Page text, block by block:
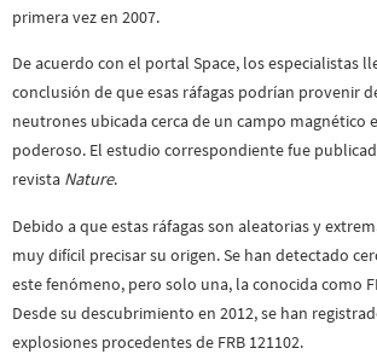
primera vez en 2007.
De acuerdo con el portal Space, los especialistas
conclusión de que esas ráfagas podrían provenir
neutrones ubicada cerca de un campo magnético
poderoso. El estudio correspondiente fue
revista Nature.
Debido a que estas ráfagas son aleatorias y
muy difícil precisar su origen. Se han detectado
este fenómeno, pero solo una, la conocida como
Desde su descubrimiento en 2012, se han
explosiones procedentes de FRB 121102.